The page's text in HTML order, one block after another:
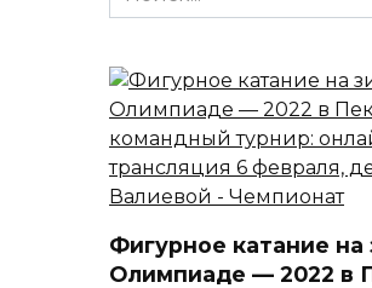
for:
Фигурное катание на
Олимпиаде — 2022 в